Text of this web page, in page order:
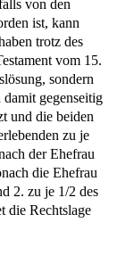
von den
ist, kann
trotz des
vom 15.
sondern
gegenseitig
und die beiden
zu je
der Ehefrau
die Ehefrau
2. zu je 1/2 des
die Rechtslage